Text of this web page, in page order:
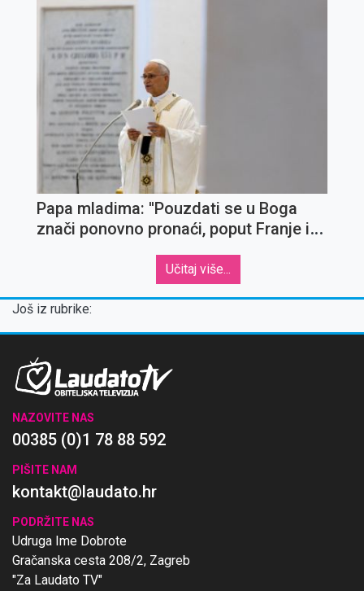
Papa mladima: ''Pouzdati se u Boga
znači ponovno pronaći, poput Franje i
cijeniti i kojima treba služiti''
Učitaj više...
Još iz rubrike:
NAZOVITE NAS
00385 (0)1 78 88 592
PIŠITE NAM
kontakt@laudato.hr
PODRŽITE NAS
Udruga Ime Dobrote
Gračanska cesta 208/2, Zagreb
"Za Laudato TV"